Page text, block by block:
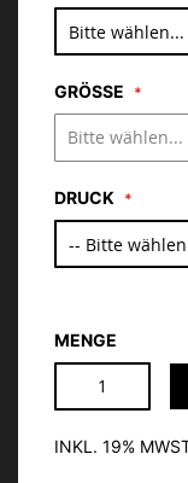
GRÖSSE
DRUCK
MENGE
INKL. 19%